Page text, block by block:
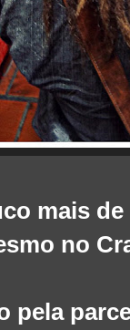
mais
no
pela